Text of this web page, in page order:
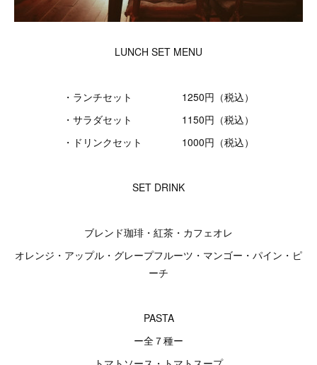
LUNCH SET MENU
・ランチセット 1250円（税込）
・サラダセット 1150円（税込）
・ドリンクセット 1000円（税込）
SET DRINK
ブレンド珈琲・紅茶・カフェオレ
オレンジ・アップル・グレープフルーツ・マンゴー・パイン・ピ
ーチ
PASTA
ー全７種ー